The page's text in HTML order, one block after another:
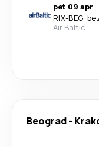
pet 09 apr
RIX-BEG·
Air Baltic
Beograd-